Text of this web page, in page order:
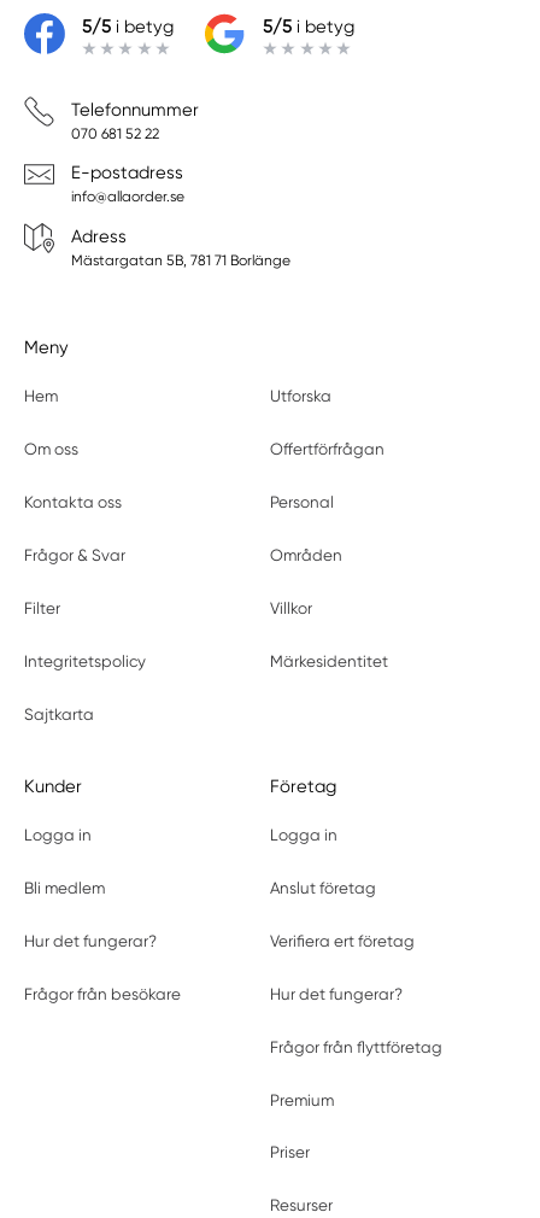
5/5i betyg 5/5i betyg
Telefonnummer
070 681 52 22
E-postadress
info@allaorder.se
Adress
Mästargatan 5B, 781 71 Borlänge
Meny
Hem Utforska
Om oss Offertförfrågan
Kontakta oss Personal
Frågor & Svar Områden
Filter Villkor
Integritetspolicy Märkesidentitet
Sajtkarta
Kunder
Logga in
Bli medlem
Hur det fungerar?
Frågor från besökare
Företag
Logga in
Anslut företag
Verifiera ert företag
Hur det fungerar?
Frågor från flyttföretag
Premium
Priser
Resurser